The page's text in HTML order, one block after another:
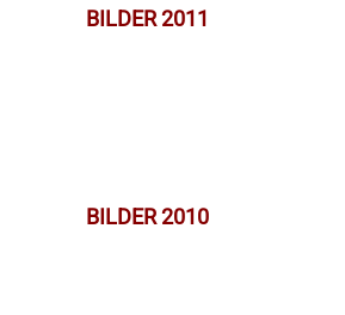
BILDER 2011
BILDER 2010